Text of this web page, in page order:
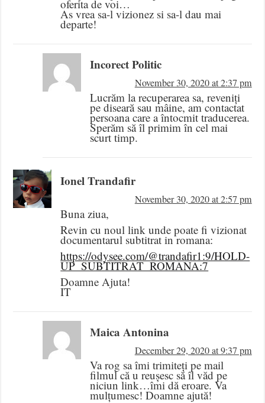
oferita de voi…
As vrea sa-l vizionez si sa-l dau mai
departe!
Incorect Politic
November 30, 2020 at 2:37 pm
Lucrăm la recuperarea sa, reveniți
pe diseară sau mâine, am contactat
persoana care a întocmit traducerea.
Sperăm să îl primim în cel mai
scurt timp.
Ionel Trandafir
November 30, 2020 at 2:57 pm
Buna ziua,
Revin cu noul link unde poate fi vizionat
documentarul subtitrat in romana:
https://odysee.com/@trandafir1:9/HOLD-
UP_SUBTITRAT_ROMANA:7
Doamne Ajuta!
IT
Maica Antonina
December 29, 2020 at 9:37 pm
Va rog sa îmi trimiteți pe mail
filmul că u reușesc să îl văd pe
niciun link…îmi dă eroare. Va
mulțumesc! Doamne ajută!